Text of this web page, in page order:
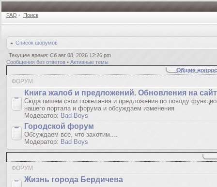
FAQ • Поиск
Список форумов
Текущее время: Сб авг 08, 2026 12:26 pm
Сообщения без ответов • Активные темы
Общие
ФОРУМ
Книгa жалoб и пpедлoжeний. Обновления на
Сюда пишем свои пожелания и предложения по поводу
нашего портала и форума и обсуждаем изменения
Модератор: Bad Boys
Городской форум
Обсуждаем все, что захотим....
Модератор: Bad Boys
ФОРУМ
Жизнь города Бердичева